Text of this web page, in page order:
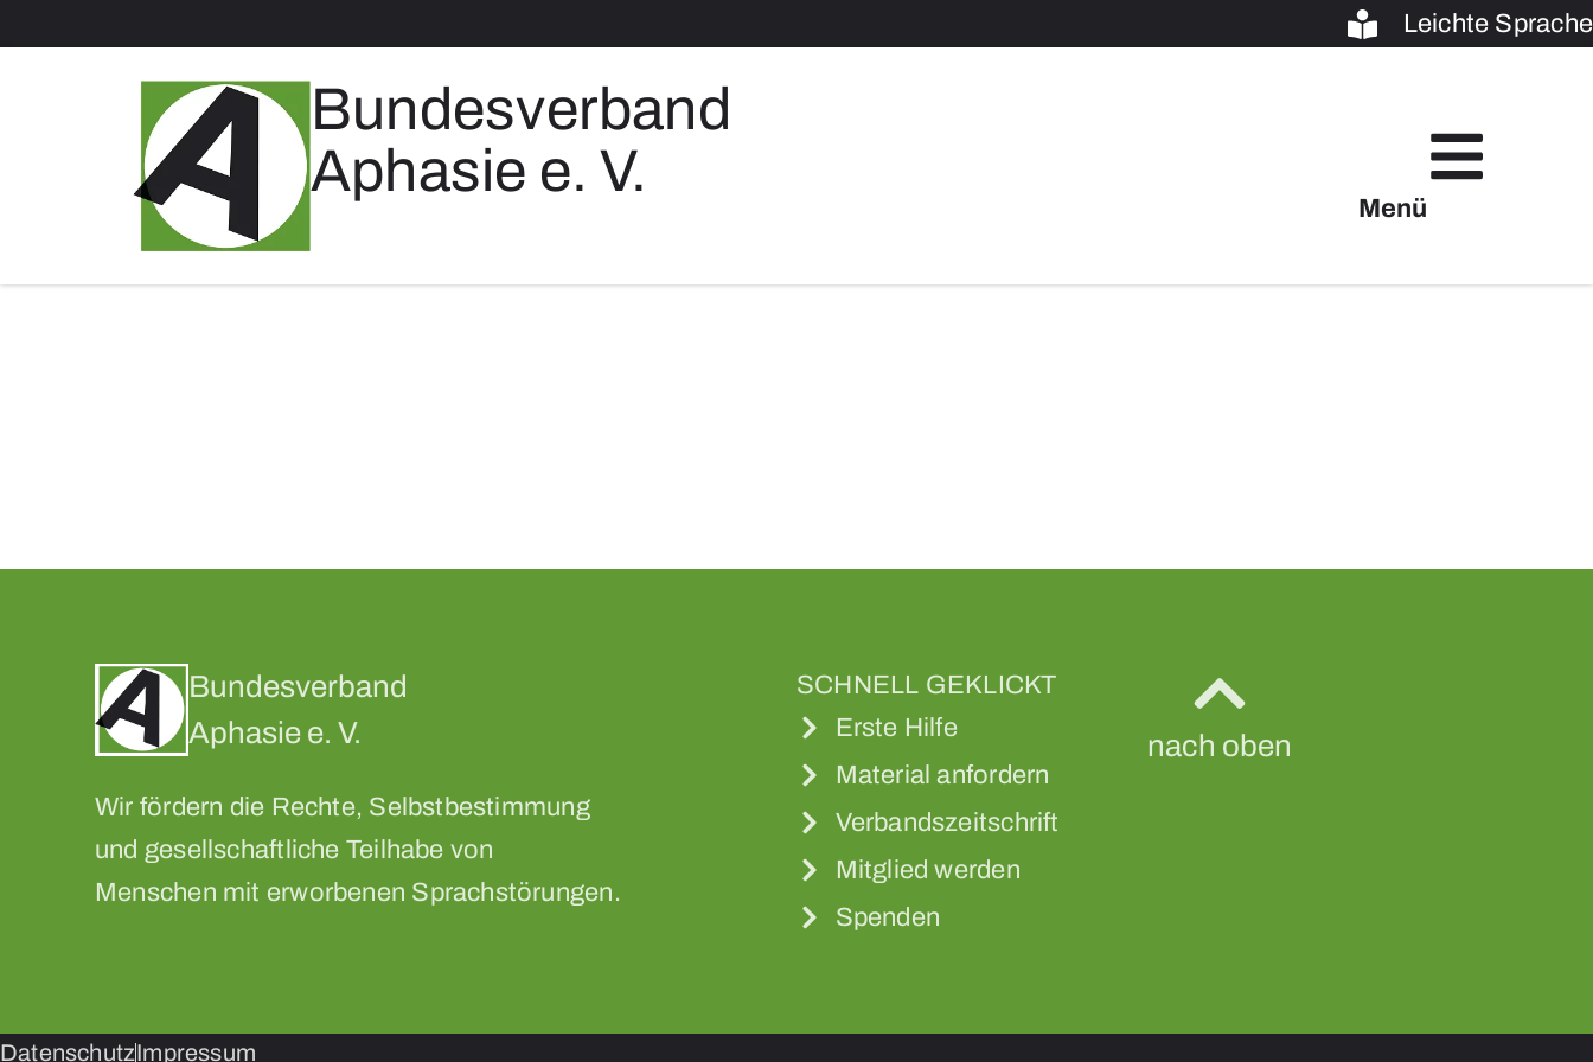
Leichte Sprache
Bundesverband
Aphasie e. V.
Menü
Bundesverband
Aphasie e. V.
Wir fördern die Rechte, Selbstbestimmung
und gesellschaftliche Teilhabe von
Menschen mit erworbenen Sprachstörungen.
SCHNELL GEKLICKT
Erste Hilfe
Material anfordern
Verbandszeitschrift
Mitglied werden
Spenden
nach oben
DatenschutzImpressum